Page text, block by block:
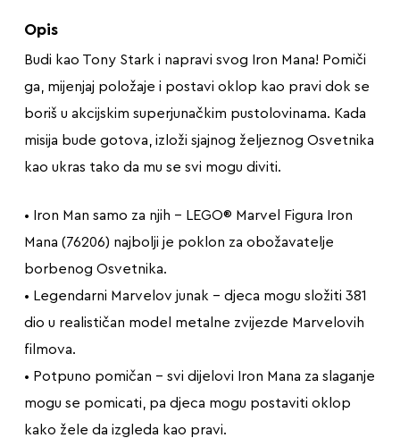
Opis
Budi kao Tony Stark i napravi svog Iron Mana! Pomiči
ga, mijenjaj položaje i postavi oklop kao pravi dok se
boriš u akcijskim superjunačkim pustolovinama. Kada
misija bude gotova, izloži sjajnog željeznog Osvetnika
kao ukras tako da mu se svi mogu diviti.
• Iron Man samo za njih – LEGO® Marvel Figura Iron
Mana (76206) najbolji je poklon za obožavatelje
borbenog Osvetnika.
• Legendarni Marvelov junak – djeca mogu složiti 381
dio u realističan model metalne zvijezde Marvelovih
filmova.
• Potpuno pomičan – svi dijelovi Iron Mana za slaganje
mogu se pomicati, pa djeca mogu postaviti oklop
kako žele da izgleda kao pravi.